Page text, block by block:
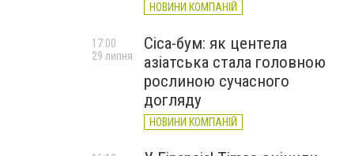
НОВИНИ КОМПАНІЙ
Cica-бум: як центела
азіатська стала головною
рослиною сучасного
догляду
НОВИНИ КОМПАНІЙ
17:00
29 липня